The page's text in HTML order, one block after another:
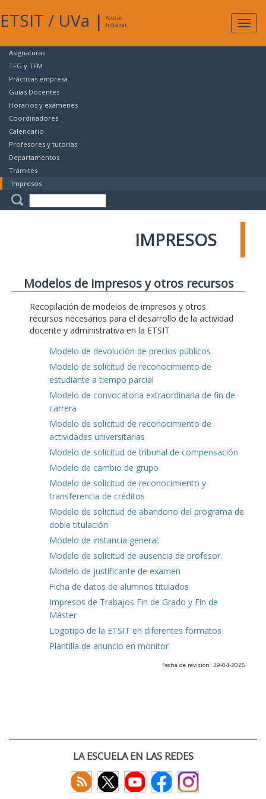
ETSIT / UVa |
Acceso
Intranet
Asignaturas
TFG y TFM
Prácticas empresa
Guías Docentes
Horarios y exámenes
Coordinadores
Calendario
Profesores y tutorías
Departamentos
Trámites
Impresos
IMPRESOS
Modelos de impresos y otros recursos
Recopilación de modelos de impresos y otros
recursos necesarios para el desarrollo de la actividad
docente y administrativa en la ETSIT
Modelo de devolución de precios públicos
Modelo de solicitud de reconocimiento de
estudiante a tiempo parcial
Modelo de convocatoria extraordinaria de fin de
carrera
Modelo de solicitud de reconocimiento de
actividades universitarias
Modelo de solicitud de tribunal de compensación
Modelo de cambio de grupo
Modelo de solicitud de reconocimiento y
transferencia de créditos
Modelo de solicitud de abandono del programa de
doble titulación
Modelo de instancia general.
Modelo de solicitud de ausencia de profesor.
Modelo de justificante de examen
Ficha de datos de alumnos titulados
Impresos de Trabajos Fin de Grado y Fin de
Máster
Logotipo de la ETSIT en diferentes formatos
Plantilla de anuncio en monitor
Fecha de revisión: 29-04-2025
LA ESCUELA EN LAS REDES